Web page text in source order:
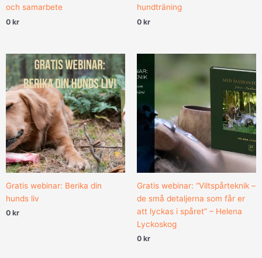
och samarbete
0 kr
hundträning
0 kr
Gratis webinar: Berika din
hunds liv
0 kr
Gratis webinar: “Viltspårteknik –
de små detaljerna som får er
att lyckas i spåret” – Helena
Lyckoskog
0 kr